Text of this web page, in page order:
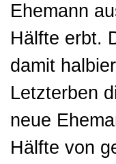
Ehemann
Hälfte erbt.
damit
Letzterben
neue
Hälfte von